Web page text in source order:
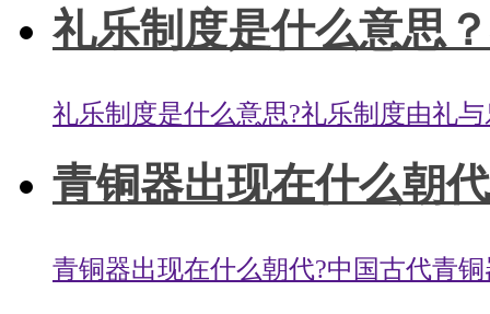
礼乐制度是什么意思
礼乐制度是什么意思?礼乐制度由礼
青铜器出现在什么朝
青铜器出现在什么朝代?中国古代青